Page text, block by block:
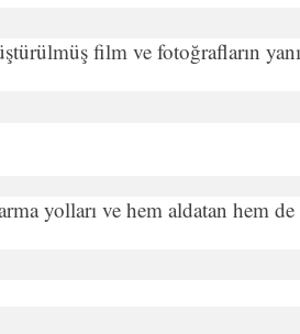
film ve fotoğrafların
yolları ve hem aldatan hem